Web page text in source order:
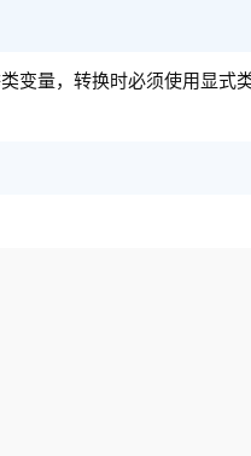
变量，转换时必须使用显式